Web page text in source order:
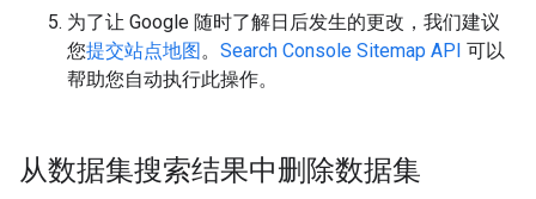
为了让 Google 随时了解日后发生的更改，我们建议
您提交站点地图。 Search Console Sitemap API 可以
帮助您自动执行此操作。
从数据集搜索结果中删除数据集